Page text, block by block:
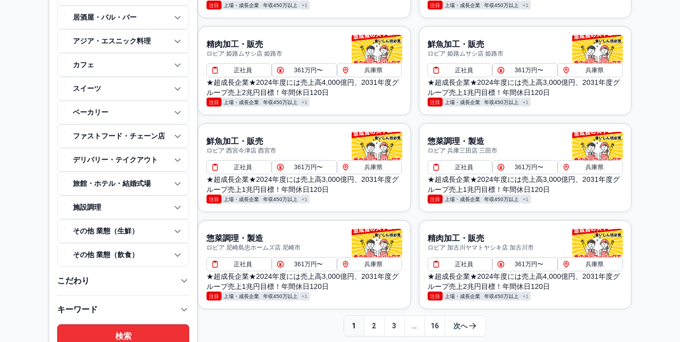
居酒屋・バル・バー
アジア・エスニック料理
カフェ
スイーツ
ベーカリー
ファストフード・チェーン店
デリバリー・テイクアウト
旅館・ホテル・結婚式場
施設調理
その他 業態（生鮮）
その他 業態（飲食）
こだわり
キーワード
注目 上場・成長企業 年収450万以上 +1 注目 上場・成長企業 年収450万以上 +1
精肉加工・販売
ロピア 姫路ムサシ店 姫路市
正社員 361万円〜 兵庫県
★超成長企業★2024年度には売上高4,000億円、2031年度グ
ループ売上2兆円目標！年間休日120日
注目 上場・成長企業 年収450万以上 +1
鮮魚加工・販売
ロピア 姫路ムサシ店 姫路市
正社員 361万円〜 兵庫県
★超成長企業★2024年度には売上高3,000億円、2031年度グ
ループ売上1兆円目標！年間休日120日
注目 上場・成長企業 年収450万以上 +1
鮮魚加工・販売
ロピア 西宮今津店 西宮市
正社員 361万円〜 兵庫県
★超成長企業★2024年度には売上高3,000億円、2031年度グ
ループ売上1兆円目標！年間休日120日
注目 上場・成長企業 年収450万以上 +1
惣菜調理・製造
ロピア 兵庫三田店 三田市
正社員 361万円〜 兵庫県
★超成長企業★2024年度には売上高3,000億円、2031年度グ
ループ売上1兆円目標！年間休日120日
注目 上場・成長企業 年収450万以上 +1
惣菜調理・製造
ロピア 尼崎島忠ホームズ店 尼崎市
正社員 361万円〜 兵庫県
★超成長企業★2024年度には売上高3,000億円、2031年度グ
ループ売上1兆円目標！年間休日120日
注目 上場・成長企業 年収450万以上 +1
精肉加工・販売
ロピア 加古川ヤマトヤシキ店 加古川市
正社員 361万円〜 兵庫県
★超成長企業★2024年度には売上高4,000億円、2031年度グ
ループ売上2兆円目標！年間休日120日
注目 上場・成長企業 年収450万以上 +1
1 2 3 … 16 次へ